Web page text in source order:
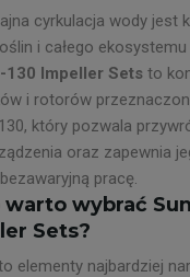
cyrkulacja wody jest
i całego
130 Impeller Sets to
i rotorów
który pozwala
oraz zapewnia
pracę.
wybrać
Sets?
elementy najbardziej